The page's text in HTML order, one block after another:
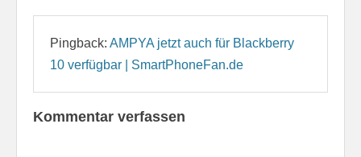
Pingback: AMPYA jetzt auch für Blackberry
10 verfügbar | SmartPhoneFan.de
Kommentar verfassen